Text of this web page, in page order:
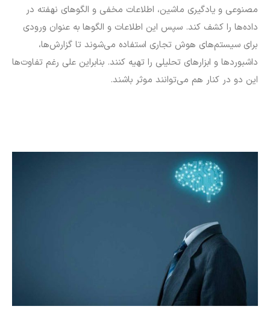
مصنوعی و یادگیری ماشین، اطلاعات مخفی و الگو‌های نهفته در
داده‌ها را کشف کند. سپس این اطلاعات و الگو‌ها به عنوان ورودی
برای سیستم‌های هوش تجاری استفاده می‌شوند تا گزارش‌ها،
داشبورد‌ها و ابزار‌های تحلیلی را تهیه کنند. بنابراین علی رغم تفاوت‌ها
این دو در کنار هم می‌توانند موثر باشند.